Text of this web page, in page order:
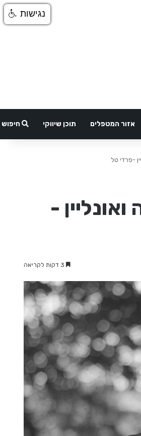
אזור המטפלים תוכן שיווקי חיפוש
-פרדי טל
-
נגישות